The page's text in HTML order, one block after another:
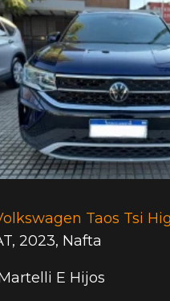
Taos Tsi
, 2023, Nafta
E Hijos